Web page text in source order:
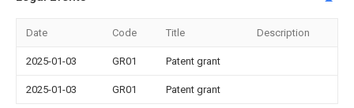
Date Code Title Description
2025-01-03 GR01 Patent grant
2025-01-03 GR01 Patent grant